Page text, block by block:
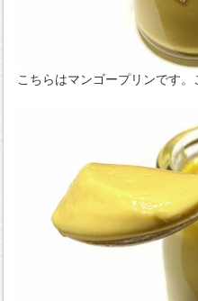
こちらはマンゴープリンです。